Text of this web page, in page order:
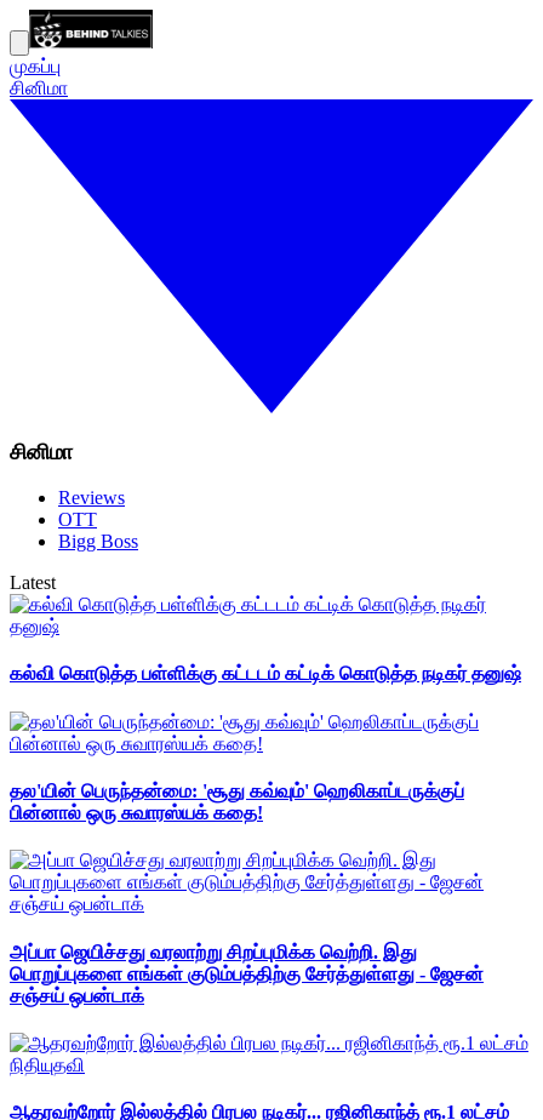
முகப்பு
சினிமா
சினிமா
Reviews
OTT
Bigg Boss
Latest
கல்வி கொடுத்த பள்ளிக்கு கட்டடம் கட்டிக் கொடுத்த நடிகர் தனுஷ்
தல'யின் பெருந்தன்மை: 'சூது கவ்வும்' ஹெலிகாப்டருக்குப்
பின்னால் ஒரு சுவாரஸ்யக் கதை!
அப்பா ஜெயிச்சது வரலாற்று சிறப்புமிக்க வெற்றி. இது
பொறுப்புகளை எங்கள் குடும்பத்திற்கு சேர்த்துள்ளது - ஜேசன்
சஞ்சய் ஒபன்டாக்
ஆதரவற்றோர் இல்லத்தில் பிரபல நடிகர்... ரஜினிகாந்த் ரூ.1 லட்சம்